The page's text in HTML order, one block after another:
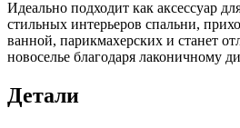
Идеально подходит как аксессуар
стильных интерьеров спальни,
ванной, парикмахерских и станет
новоселье благодаря лаконичному
Детали